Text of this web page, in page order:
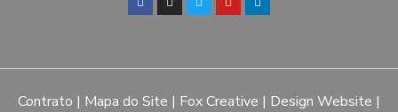
Contrato | Mapa do Site | Fox Creative | Design Website |